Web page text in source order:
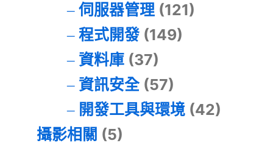
伺服器管理(121)
程式開發(149)
資料庫(37)
資訊安全(57)
開發工具與環境(42)
攝影相關 (5)